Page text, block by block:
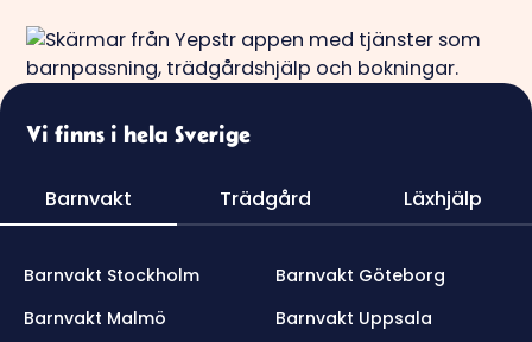
Vi finns i hela Sverige
Barnvakt Trädgård Läxhjälp
Barnvakt Stockholm
Barnvakt Göteborg
Barnvakt Malmö
Barnvakt Uppsala